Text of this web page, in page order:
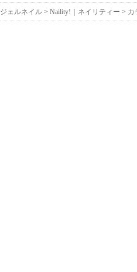
ジェルネイル > Naility!｜ネイリティー > カ